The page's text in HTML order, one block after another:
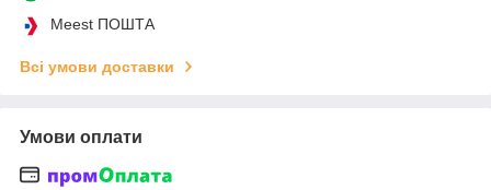
Meest ПОШТА
Всі умови доставки
Умови оплати